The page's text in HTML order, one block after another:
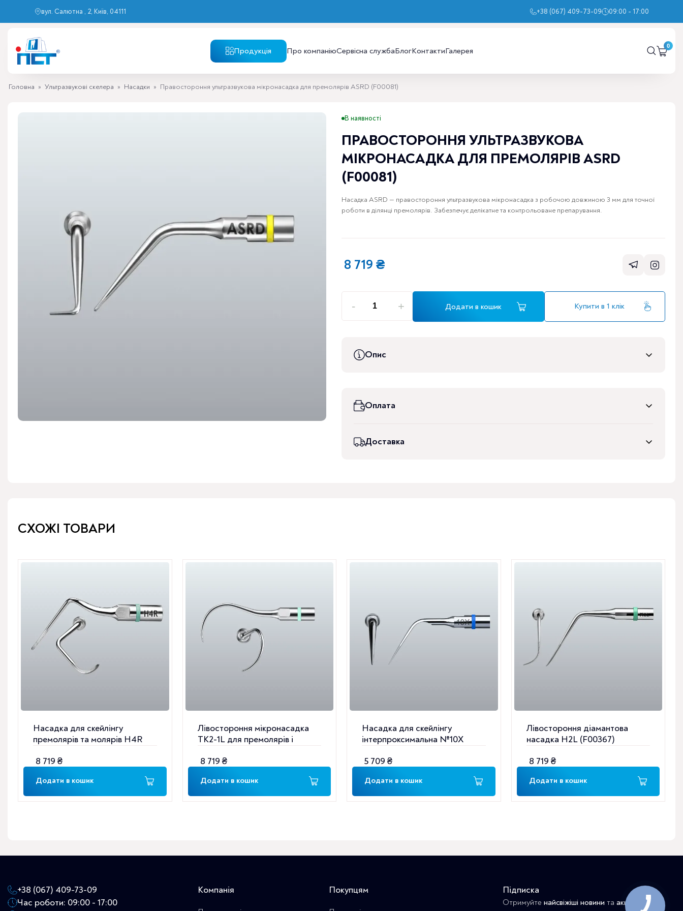
вул. Салютна , 2, Київ, 04111 +38 (067) 409-73-09 09:00 - 17:00
Продукція Про компаніюСервісна службаБлогКонтактиГалерея
Головна » Ультразвукові скелера » Насадки » Правостороння ультразвукова мікронасадка для премолярів ASRD (F00081)
В наявності
ПРАВОСТОРОННЯ УЛЬТРАЗВУКОВА
МІКРОНАСАДКА ДЛЯ ПРЕМОЛЯРІВ ASRD
(F00081)
Насадка ASRD — правостороння ультразвукова мікронасадка з робочою довжиною 3 мм для точної
роботи в ділянці премолярів. Забезпечує делікатне та контрольоване препарування.
8 719 ₴
-
Правостороння
ультразвукова
премолярів
+ Додати в кошик Купити в 1 клік
Опис
Оплата
Доставка
СХОЖІ ТОВАРИ
Насадка для скейлінгу
премолярів та молярів H4R
8 719 ₴
Додати в кошик
Лівостороння мікронасадка
TK2-1L для премолярів і
8 719 ₴
Додати в кошик
Насадка для скейлінгу
інтерпроксимальна №10X
5 709 ₴
Додати в кошик
Лівостороння діамантова
насадка H2L (F00367)
8 719 ₴
Додати в кошик
+38 (067) 409-73-09
Час роботи: 09:00 - 17:00
Компанія Покупцям Підписка
Отримуйте найсвіжіші новини та акційні